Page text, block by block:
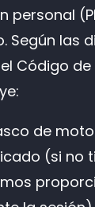
personal
Según las
el Código
de
(si no